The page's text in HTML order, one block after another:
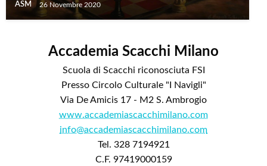
ASM 26 Novembre 2020
Accademia Scacchi Milano
Scuola di Scacchi riconosciuta FSI
Presso Circolo Culturale "I Navigli"
Via De Amicis 17 - M2 S. Ambrogio
www.accademiascacchimilano.com
info@accademiascacchimilano.com
Tel. 328 7194921
C.F. 97419000159